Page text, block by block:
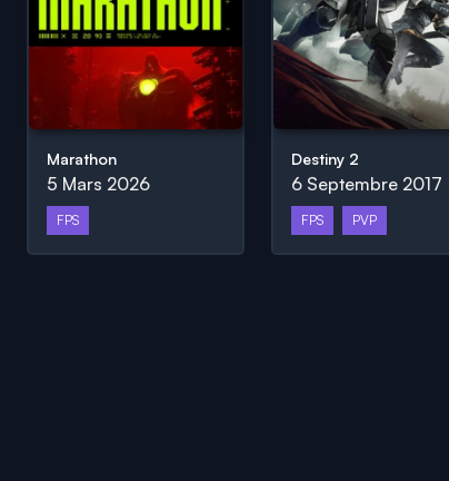
Marathon
5 Mars 2026
FPS
Destiny 2
6 Septembre 2017
FPS PVP